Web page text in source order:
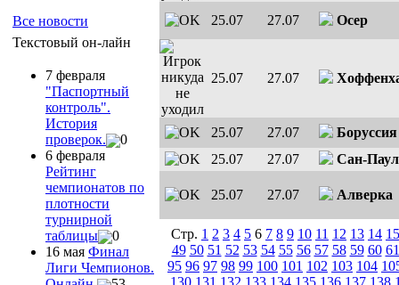
Все новости
Текстовый он-лайн
7 февраля
"Паспортный
контроль".
История
проверок.
0
6 февраля
Рейтинг
чемпионатов по
плотности
турнирной
таблицы
0
16 мая Финал
Лиги Чемпионов.
25.07 27.07 Осер
25.07 27.07
25.07 27.07
25.07
27.07 Сан-
25.07 27.07 Алверка
Стр. 1 2 3 4 5 6 7 8 9 10 11 12 13 14 15
49 50 51 52 53 54 55 56 57 58 59 60 61
95 96 97 98 99 100 101 102 103 104
130 131 132 133 134 135 136 137 138